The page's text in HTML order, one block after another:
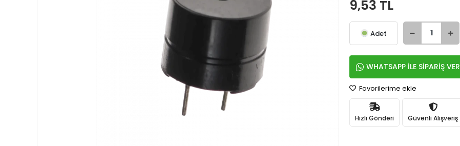
9,53 TL
Adet
WHATSAPP İLE SİPARİŞ VER
Favorilerime ekle
Hızlı Gönderi Güvenli Alışveriş